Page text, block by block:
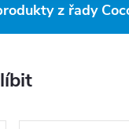
z řady